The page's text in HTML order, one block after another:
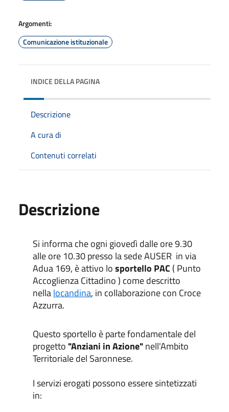
Argomenti:
Comunicazione istituzionale
INDICE DELLA PAGINA
Descrizione
A cura di
Contenuti correlati
Descrizione
Si informa che ogni giovedì dalle ore 9.30
alle ore 10.30 presso la sede AUSER in via
Adua 169, è attivo losportello PAC ( Punto
Accoglienza Cittadino ) come descritto
nellalocandina, in collaborazione con Croce
Azzurra.
Questo sportello è parte fondamentale del
progetto "Anziani in Azione"nell'Ambito
Territoriale del Saronnese.
I servizi erogati possono essere sintetizzati
in: